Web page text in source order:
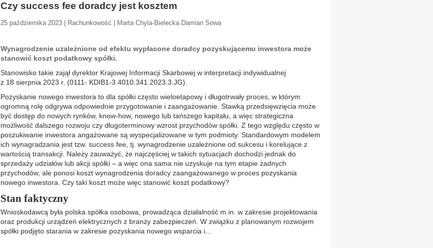
Czy success fee doradcy jest kosztem
25 października 2023 | Rachunkowość | Marta Chyla-Bielecka Damian Sowa
Wynagrodzenie uzależnione od efektu wypłacone doradcy pozyskującemu inwestora może
stanowić koszt podatkowy spółki.
Stanowisko takie zajął dyrektor Krajowej Informacji Skarbowej w interpretacji indywidualnej
z 18 sierpnia 2023 r. (0111- KDIB1-3.4010.341.2023.3.JG).
Pozyskanie nowego inwestora to dla spółki często wieloetapowy i długotrwały proces, w którym
ogromną rolę odgrywa odpowiednie przygotowanie i zaangażowanie. Stawką przedsięwzięcia może
być dostęp do nowych rynków, know-how, nowego lub tańszego kapitału, a więc strategiczna
możliwość dalszego rozwoju czy długoterminowy wzrost przychodów spółki. Z tego względu często w
poszukiwanie inwestora angażowane są wyspecjalizowane w tym podmioty. Standardowym modelem
ich wynagradzania jest tzw. success fee, tj. wynagrodzenie uzależnione od sukcesu i korelujące z
wartością transakcji. Należy zauważyć, że najczęściej w takich sytuacjach dochodzi jednak do
sprzedaży udziałów lub akcji spółki – a więc ona sama nie uzyskuje na tym etapie żadnych
przychodów, ale ponosi koszt wynagrodzenia doradcy zaangażowanego w proces pozyskania
nowego inwestora. Czy taki koszt może więc stanowić koszt podatkowy?
Stan faktyczny
Wnioskodawcą była polska spółka osobowa, prowadząca działalność m.in. w zakresie projektowania
oraz produkcji urządzeń elektrycznych z branży zabezpieczeń. W związku z planowanym rozwojem
spółki podjęto starania w zakresie pozyskania nowego wsparcia i...